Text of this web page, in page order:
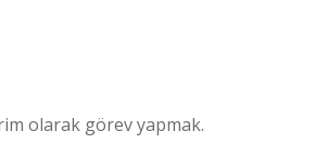
olarak görev yapmak.